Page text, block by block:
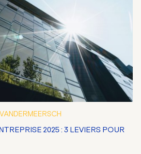
2025 : 3 LEVIERS POUR